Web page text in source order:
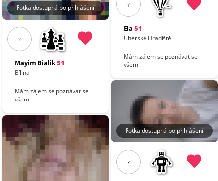
Fotka dostupná po přihlášení
?
Mayim Bialik51
Bílina
Mám zájem se poznávat se
všemi
?
Ela 51
Uherské Hradiště
Mám zájem se poznávat se
všemi
Fotka dostupná po přihlášení
?